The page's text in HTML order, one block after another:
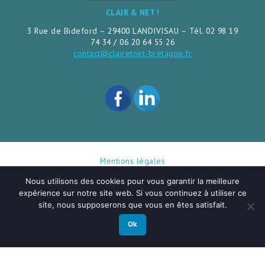
CLAIR & NET !
3 Rue de Bideford – 29400 LANDIVISAU – Tél. 02 98 19
74 34 / 06 20 64 55 26
contact@clairetnet-bretagne.fr
Mentions légales
Réalisation Rhonalpcom- Façon de Faire
Nous utilisons des cookies pour vous garantir la meilleure
expérience sur notre site web. Si vous continuez à utiliser ce
site, nous supposerons que vous en êtes satisfait.
Ok